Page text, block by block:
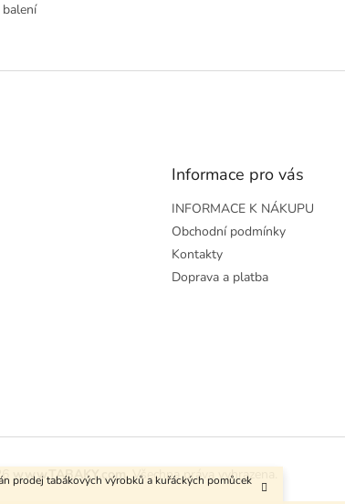
prodej tabákových výrobků a kuřáckých pomůcek
Informace pro vás
INFORMACE K NÁKUPU
Obchodní podmínky
Kontakty
Doprava a platba
www.TABAKY.com. Všechna práva vyhrazena.